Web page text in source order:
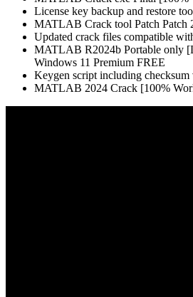
License key backup and restore
MATLAB Crack tool Patch Patch
Updated crack files compatible
MATLAB R2024b Portable only
Windows 11 Premium FREE
Keygen script including checksum
MATLAB 2024 Crack [100%